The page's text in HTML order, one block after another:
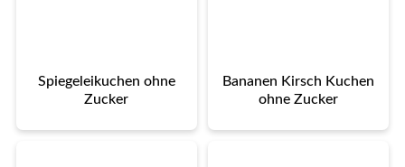
Spiegeleikuchen ohne
Zucker
Bananen Kirsch Kuchen
ohne Zucker